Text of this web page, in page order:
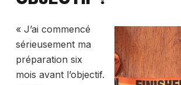
« J’ai commencé
sérieusement ma
préparation six
mois avant l’objectif.